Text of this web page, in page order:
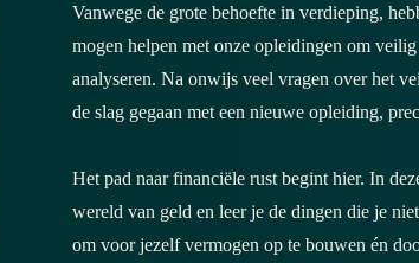
Vanwege de grote behoefte in verdieping,
mogen helpen met onze opleidingen om
analyseren. Na onwijs veel vragen over het
de slag gegaan met een nieuwe opleiding,
Het pad naar financiële rust begint hier. In
wereld van geld en leer je de dingen die je
om voor jezelf vermogen op te bouwen én